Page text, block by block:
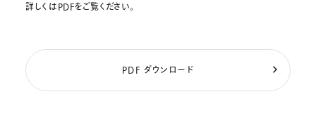
詳しくはPDFをご覧ください。
PDF ダウンロード